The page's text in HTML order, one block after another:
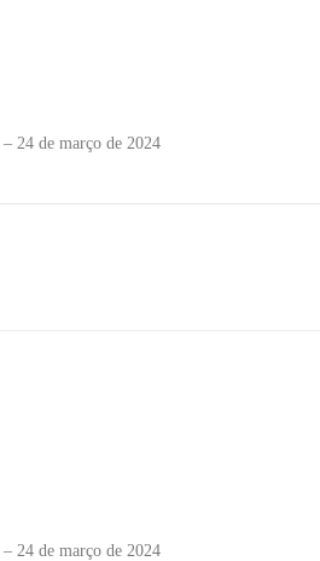
– 24 de março de 2024
– 24 de março de 2024